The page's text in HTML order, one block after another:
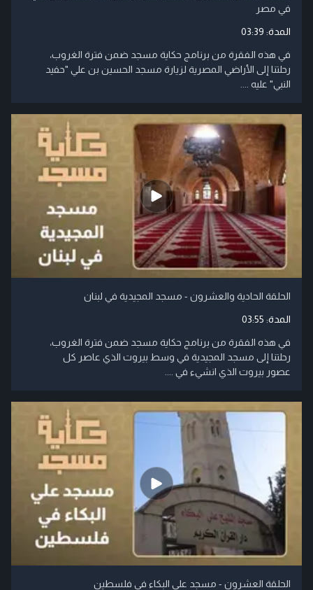
في مصر
المدة: 03:39
في هذه الفقرة من برنامج حكاية مسجد ضمن فترة الغروب،
رحلتنا إلى الأراضي المصرية لزيارة مسجد الحسين بن علي "حفيد
النبي" عليه ....
الحلقة الحادية والعشرون - مسجد المجيدية في لبنان
المدة: 03:55
في هذه الفقرة من برنامج حكاية مسجد ضمن فترة الغروب،
رحلتنا إلى مسجد المجيدية في وسط بيروت الذي عاصر كل
عصور بيروت الذي انشيء في ....
الحلقة العشرون - مسجد علي البكاء في فلسطين